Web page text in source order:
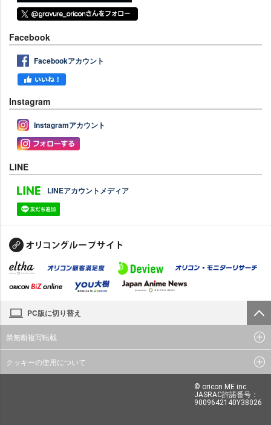
Facebook
Facebookアカウント
Instagram
Instagramアカウント
LINE
LINEアカウントメディア
PC版に切り替え
禁無断複写転載
クッキーの使用について
© oricon ME inc.
JASRAC許諾番号：
9009642140Y38026